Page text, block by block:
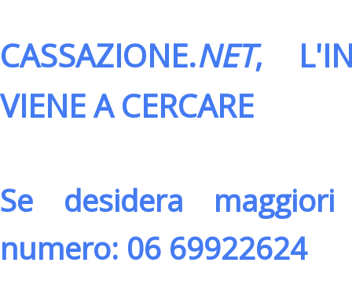
CASSAZIONE.NET,
VIENE A CERCARE
Se desidera
numero: 06 69922624